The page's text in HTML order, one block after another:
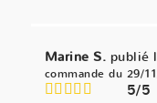
Marine S. publié
commande du 29/
5/5